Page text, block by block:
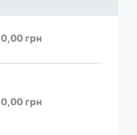
0,00 грн
0,00 грн